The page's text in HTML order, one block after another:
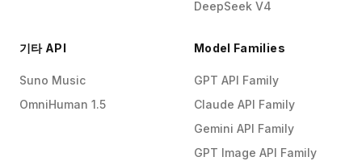
DeepSeek V4
기타 API
Suno Music
OmniHuman 1.5
Model Families
GPT API Family
Claude API Family
Gemini API Family
GPT Image API Family